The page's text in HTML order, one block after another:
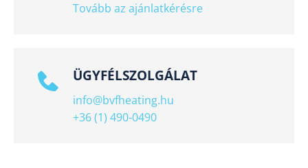
Tovább az ajánlatkérésre
ÜGYFÉLSZOLGÁLAT
info@bvfheating.hu
+36 (1) 490-0490